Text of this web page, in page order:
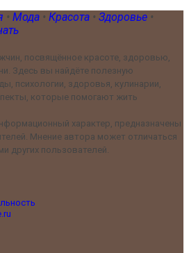
• Мода • Красота • Здоровье •
посвящённое красоте, здоровью,
Здесь вы найдёте полезную
психологии, здоровья, кулинарии,
которые помогают жить
характер, предназначены
Мнение автора может отличаться
других пользователей.